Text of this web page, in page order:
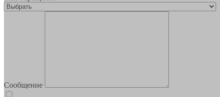
Сообщение